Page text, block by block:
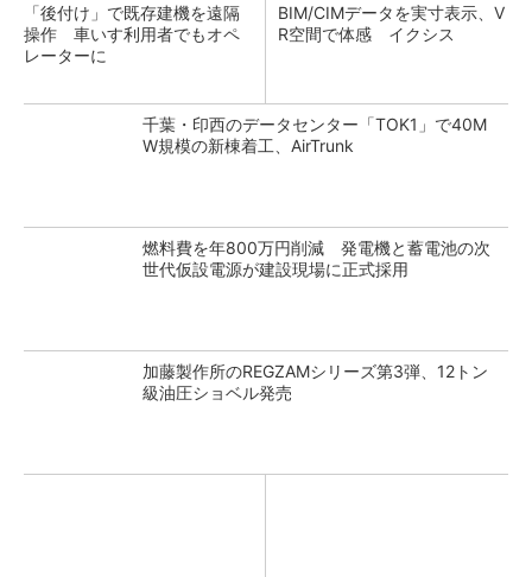
「後付け」で既存建機を遠隔
操作 車いす利用者でもオペ
レーターに
BIM/CIMデータを実寸表示、V
R空間で体感 イクシス
千葉・印西のデータセンター「TOK1」で40M
W規模の新棟着工、AirTrunk
燃料費を年800万円削減 発電機と蓄電池の次
世代仮設電源が建設現場に正式採用
加藤製作所のREGZAMシリーズ第3弾、12トン
級油圧ショベル発売